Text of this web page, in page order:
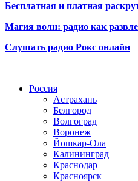
Бесплатная и платная
Магия волн: радио как
Слушать радио Рокс онлайн
Россия
Астрахань
Белгород
Волгоград
Воронеж
Йошкар-Ола
Калининград
Краснодар
Красноярск